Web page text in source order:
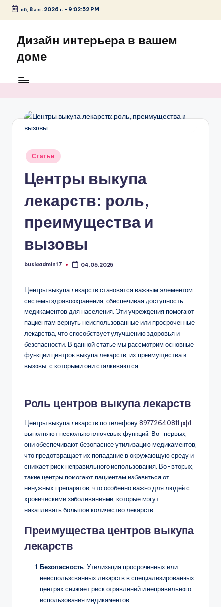
Перейти
содержимому
сб, 8 авг. 2026 г.- 9:02:52 PM
Дизайн интерьера в вашем
доме
Опубликовано
Статьи
Центры выкупа
лекарств: роль,
преимущества и
вызовы
Запись
buslaadmin17 04.05.2025
Центры выкупа лекарств становятся важным элементом
системы здравоохранения, обеспечивая доступность
медикаментов для населения. Эти учреждения помогают
пациентам вернуть неиспользованные или просроченные
лекарства, что способствует улучшению здоровья и
безопасности. В данной статье мы рассмотрим основные
функции центров выкупа лекарств, их преимущества и
вызовы, с которыми они сталкиваются.
Роль центров выкупа лекарств
Центры выкупа лекарств по телефону89772640811.рф1
выполняют несколько ключевых функций. Во-первых,
они обеспечивают безопасное утилизацию медикаментов,
что предотвращает их попадание в окружающую среду и
снижает риск неправильного использования. Во-вторых,
такие центры помогают пациентам избавиться от
ненужных препаратов, что особенно важно для людей с
хроническими заболеваниями, которые могут
накапливать большое количество лекарств.
Преимущества центров выкупа
лекарств
Безопасность: Утилизация просроченных или
неиспользованных лекарств в специализированных
центрах снижает риск отравлений и неправильного
использования медикаментов.